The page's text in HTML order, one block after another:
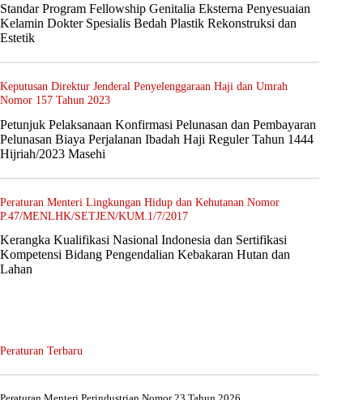
Standar Program Fellowship Genitalia Eksterna Penyesuaian
Kelamin Dokter Spesialis Bedah Plastik Rekonstruksi dan
Estetik
Keputusan Direktur Jenderal Penyelenggaraan Haji dan Umrah
Nomor 157 Tahun 2023
Petunjuk Pelaksanaan Konfirmasi Pelunasan dan Pembayaran
Pelunasan Biaya Perjalanan Ibadah Haji Reguler Tahun 1444
Hijriah/2023 Masehi
Peraturan Menteri Lingkungan Hidup dan Kehutanan Nomor
P.47/MENLHK/SETJEN/KUM.1/7/2017
Kerangka Kualifikasi Nasional Indonesia dan Sertifikasi
Kompetensi Bidang Pengendalian Kebakaran Hutan dan
Lahan
Peraturan Terbaru